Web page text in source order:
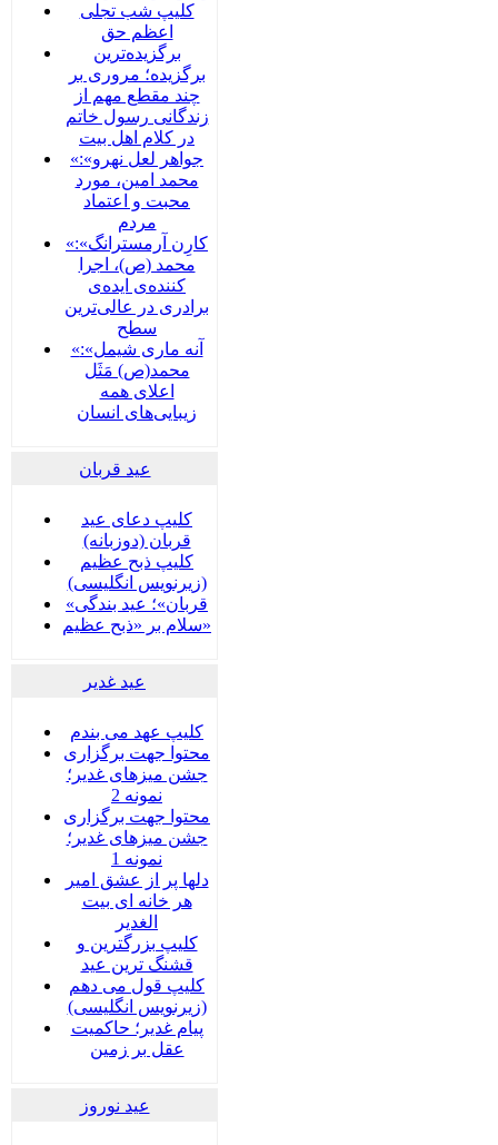
کلیپ شب تجلی
اعظم حق
برگزیده‌ترین
برگزیده؛ مروری بر
چند مقطع مهم از
زندگانی رسول خاتم
در کلام اهل بیت
«جواهر لعل نهرو»:
محمد امین، مورد
محبت و اعتماد
مردم
«کارِن آرمسترانگ»:
محمد (ص)، اجرا
کننده‌ی ایده‌ی
برادری در عالی‌ترین
سطح
«آنه ماری شیمل»:
محمد(ص) مَثَل
اعلای همه
زیبایی‌های انسان
عید قربان
کلیپ دعای عید
قربان (دوزبانه)
کلیپ ذبح عظیم
(زیرنویس انگلیسی)
«قربان»؛ عید بندگی
سلام بر «ذبح عظیم»
عید غدير
کلیپ عهد می بندم
محتوا جهت برگزاری
جشن میزهای غدیر؛
نمونه 2
محتوا جهت برگزاری
جشن میزهای غدیر؛
نمونه 1
دلها پر از عشق امیر
هر خانه ای بیت
الغدیر
کلیپ بزرگترین و
قشنگ ترین عید
کلیپ قول می دهم
(زیرنویس انگلیسی)
پیام غدیر؛ حاکمیت
عقل بر زمین
عید نوروز